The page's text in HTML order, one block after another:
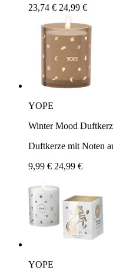
23,74 € 24,99 €
YOPE
Winter Mood
Duftkerze mit Noten
9,99 € 24,99 €
YOPE